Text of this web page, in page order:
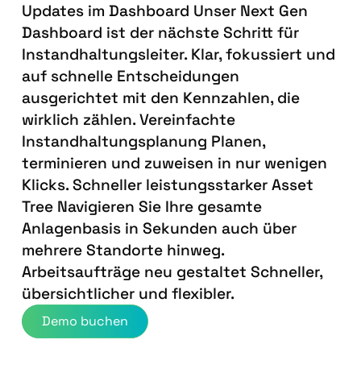
Updates im Dashboard Unser Next Gen
Dashboard ist der nächste Schritt für
Instandhaltungsleiter. Klar, fokussiert und
auf schnelle Entscheidungen
ausgerichtet mit den Kennzahlen, die
wirklich zählen. Vereinfachte
Instandhaltungsplanung Planen,
terminieren und zuweisen in nur wenigen
Klicks. Schneller leistungsstarker Asset
Tree Navigieren Sie Ihre gesamte
Anlagenbasis in Sekunden auch über
mehrere Standorte hinweg.
Arbeitsaufträge neu gestaltet Schneller,
übersichtlicher und flexibler.
Demo buchen